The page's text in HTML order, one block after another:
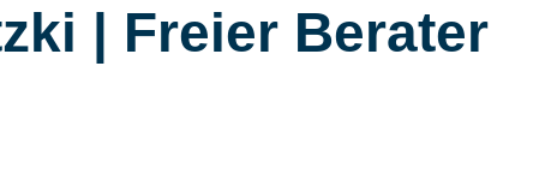
| Freier Berater